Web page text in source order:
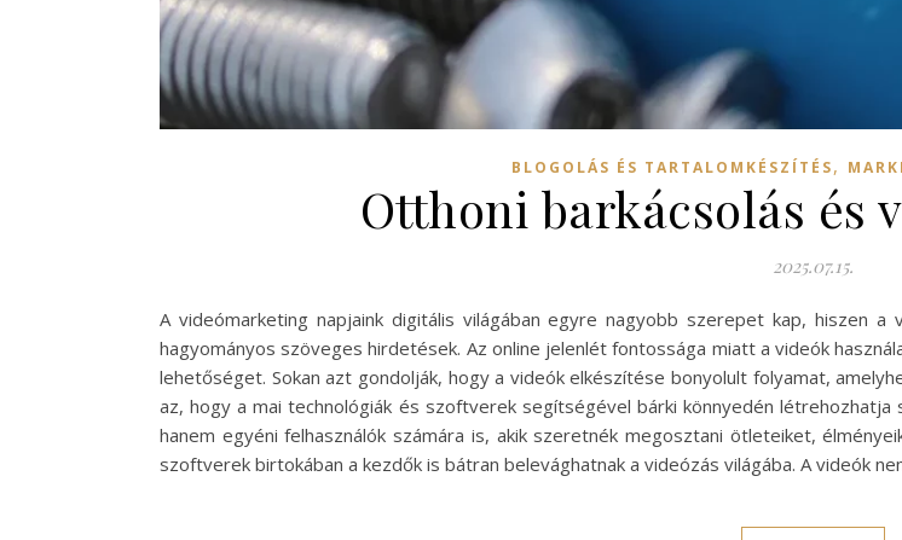
BLOGOLÁS ÉS TARTALOMKÉSZÍTÉS,
Otthoni barkácsolás és
2025.07.15.
A videómarketing napjaink digitális világában egyre nagyobb szerepet kap, hiszen
hagyományos szöveges hirdetések. Az online jelenlét fontossága miatt a videók
lehetőséget. Sokan azt gondolják, hogy a videók elkészítése bonyolult folyamat,
az, hogy a mai technológiák és szoftverek segítségével bárki könnyedén
hanem egyéni felhasználók számára is, akik szeretnék megosztani ötleteiket,
szoftverek birtokában a kezdők is bátran belevághatnak a videózás világába. A videók